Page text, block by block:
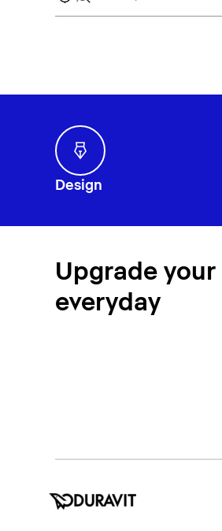
Design
Upgrade your
everyday